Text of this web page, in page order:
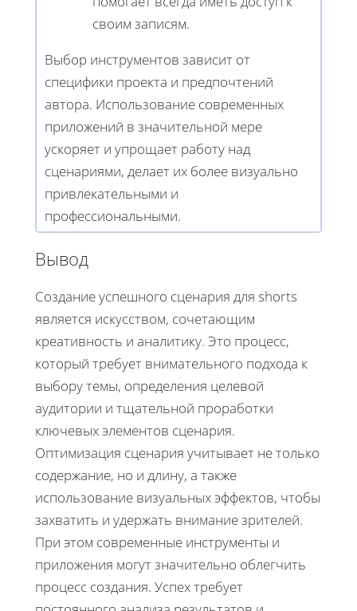
своим записям.
Выбор инструментов зависит от
специфики проекта и предпочтений
автора. Использование современных
приложений в значительной мере
ускоряет и упрощает работу над
сценариями, делает их более визуально
привлекательными и
профессиональными.
Вывод
Создание успешного сценария для shorts
является искусством, сочетающим
креативность и аналитику. Это процесс,
который требует внимательного подхода к
выбору темы, определения целевой
аудитории и тщательной проработки
ключевых элементов сценария.
Оптимизация сценария учитывает не только
содержание, но и длину, а также
использование визуальных эффектов, чтобы
захватить и удержать внимание зрителей.
При этом современные инструменты и
приложения могут значительно облегчить
процесс создания. Успех требует